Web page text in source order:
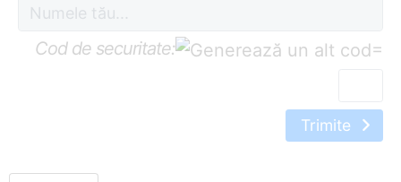
Cod de securitate: =
Trimite